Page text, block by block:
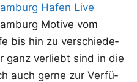
Hafen Live
Moti­ve vom
bis hin zu ver­schie­de­
ganz ver­liebt sind in die
auch ger­ne zur Ver­fü­